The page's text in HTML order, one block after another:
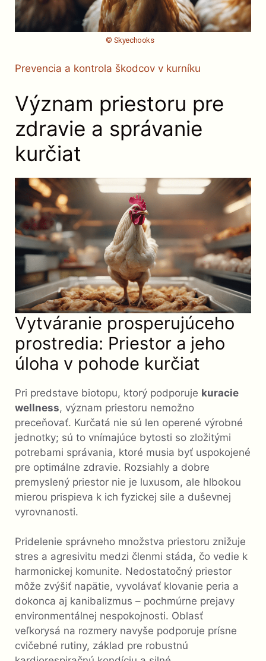
© Skyechooks
Prevencia a kontrola škodcov v kurníku
Význam priestoru pre
zdravie a správanie
kurčiat
Vytváranie prosperujúceho
prostredia: Priestor a jeho
úloha v pohode kurčiat
Pri predstave biotopu, ktorý podporuje kuracie
wellness, význam priestoru nemožno
preceňovať. Kurčatá nie sú len operené výrobné
jednotky; sú to vnímajúce bytosti so zložitými
potrebami správania, ktoré musia byť uspokojené
pre optimálne zdravie. Rozsiahly a dobre
premyslený priestor nie je luxusom, ale hlbokou
mierou prispieva k ich fyzickej sile a duševnej
vyrovnanosti.
Pridelenie správneho množstva priestoru znižuje
stres a agresivitu medzi členmi stáda, čo vedie k
harmonickej komunite. Nedostatočný priestor
môže zvýšiť napätie, vyvolávať klovanie peria a
dokonca aj kanibalizmus – pochmúrne prejavy
environmentálnej nespokojnosti. Oblasť
veľkorysá na rozmery navyše podporuje prísne
cvičebné rutiny, základ pre robustnú